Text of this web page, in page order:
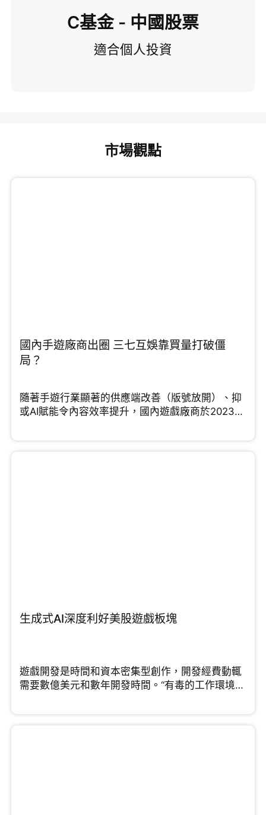
C基金 - 中國股票
適合個人投資
市場觀點
國內手遊廠商出圈 三七互娛靠買量打破僵
局？
隨著手遊行業顯著的供應端改善（版號放開）、抑
或AI賦能令內容效率提升，國內遊戲廠商於2023年
生成式AI深度利好美股遊戲板塊
遊戲開發是時間和資本密集型創作，開發經費動輒
需要數億美元和數年開發時間。“有毒的工作環境和